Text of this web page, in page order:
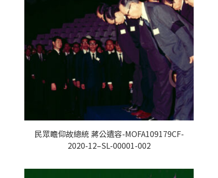
民眾瞻仰故總統 蔣公遺容-MOFA109179CF-
2020-12–SL-00001-002